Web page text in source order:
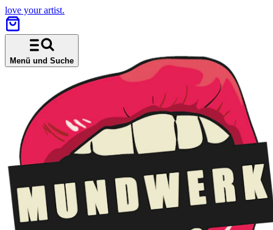
love your artist.
Menü und Suche